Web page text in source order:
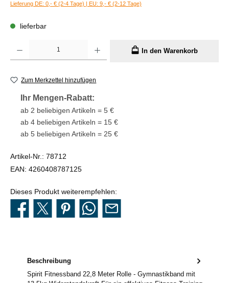
Lieferung DE: 0,- € (2-4 Tage) | EU: 9,- € (2-12 Tage)
lieferbar
In den Warenkorb
Zum Merkzettel hinzufügen
Ihr Mengen-Rabatt:
ab 2 beliebigen Artikeln = 5 €
ab 4 beliebigen Artikeln = 15 €
ab 5 beliebigen Artikeln = 25 €
Artikel-Nr.: 78712
EAN: 4260408787125
Dieses Produkt weiterempfehlen:
Beschreibung
Spirit Fitnessband 22,8 Meter Rolle - Gymnastikband mit